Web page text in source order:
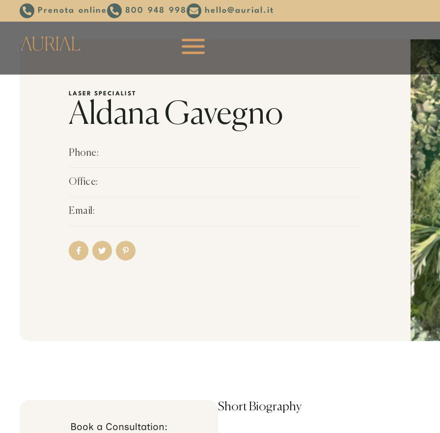
Prenota online 800 948 998 hello@aurial.it
LASER SPECIALIST
Aldana Gavegno
Phone:
Office:
Email:
Book a Consultation:
Short Biography